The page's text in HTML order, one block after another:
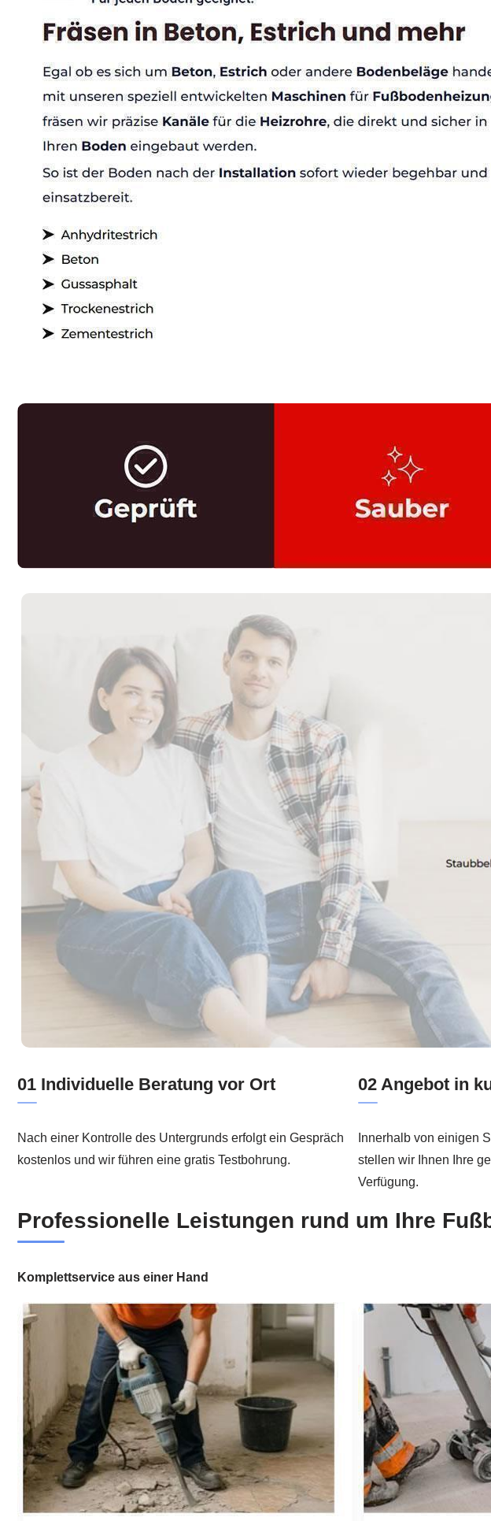
01 Individuelle Beratung vor Ort
Nach einer Kontrolle des Untergrunds erfolgt ein Gespräch
kostenlos und wir führen eine gratis Testbohrung.
02 Angebot in
Innerhalb von einigen
stellen wir Ihnen Ihre
Verfügung.
Professionelle Leistungen rund um Ihre
Komplettservice aus einer Hand